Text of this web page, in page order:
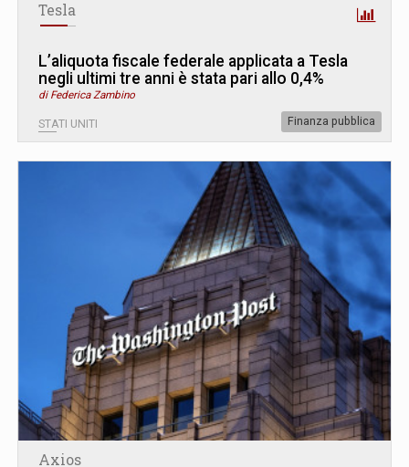
Tesla
L’aliquota fiscale federale applicata a Tesla
negli ultimi tre anni è stata pari allo 0,4%
di Federica Zambino
STATI UNITI Finanza pubblica
Axios